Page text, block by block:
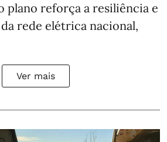
plano reforça a resiliência e
rede elétrica nacional,
Ver mais